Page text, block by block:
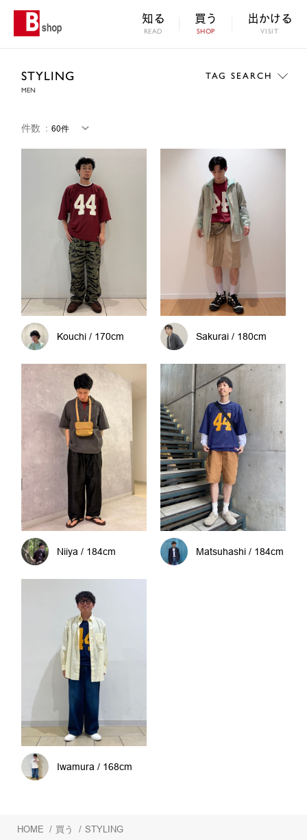
知る
READ
買う
SHOP
出かける
VISIT
STYLING
MEN
TAG SEARCH
件数 ：
Kouchi / 170cm Sakurai / 180cm
Niiya / 184cm Matsuhashi / 184cm
Iwamura / 168cm
HOME / 買う / STYLING